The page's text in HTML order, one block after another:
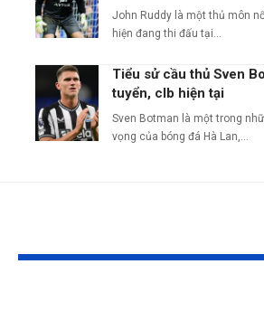
John Ruddy là một thủ môn
hiện đang thi đấu tại…
Tiểu sử cầu thủ Sven
tuyển, clb hiện tại
Sven Botman là một trong
vọng của bóng đá Hà Lan,…